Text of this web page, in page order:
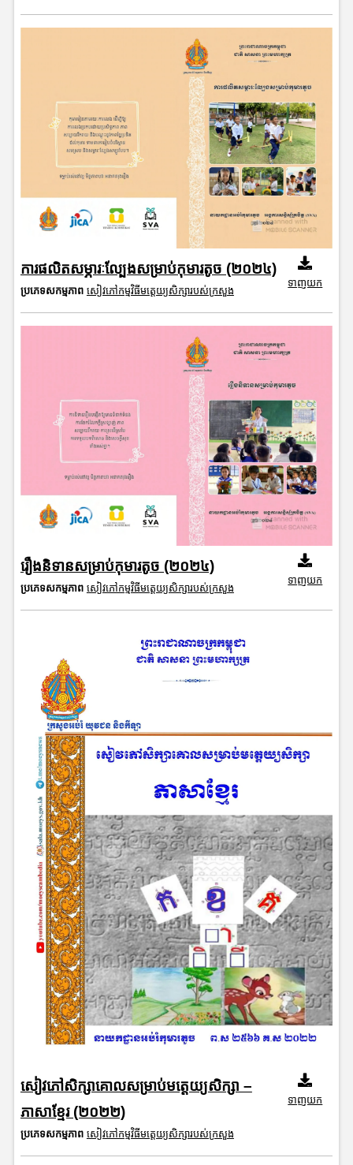
ការផលិតសម្ភារៈល្បែងសម្រាប់កុមារតូច (២០២៤)
ប្រភេទសកម្មភាព សៀវភៅកម្មវិធីមត្តេយ្យសិក្សារបស់ក្រសួង
ទាញយក
រឿងនិទានសម្រាប់កុមារតូច (២០២៤)
ប្រភេទសកម្មភាព សៀវភៅកម្មវិធីមត្តេយ្យសិក្សារបស់ក្រសួង
ទាញយក
សៀវភៅសិក្សាគោលសម្រាប់មត្តេយ្យសិក្សា –
ភាសាខ្មែរ (២០២២)
ប្រភេទសកម្មភាព សៀវភៅកម្មវិធីមត្តេយ្យសិក្សារបស់ក្រសួង
ទាញយក